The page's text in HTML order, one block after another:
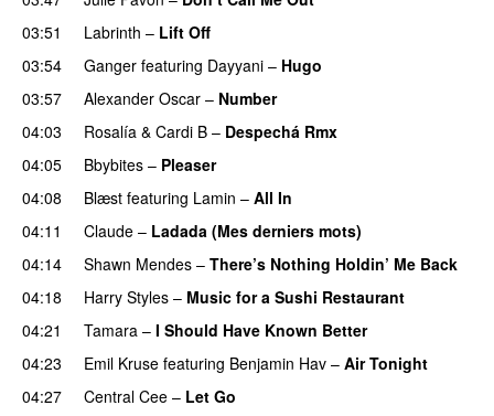
03:51 Labrinth – Lift Off
03:54 Ganger featuring Dayyani – Hugo
03:57
Alexander Oscar – Number
04:03
Rosalía & Cardi B – Despechá Rmx
04:05
Bbybites – Pleaser
04:08
Blæst featuring Lamin – All In
04:11
Claude – Ladada (Mes derniers mots)
04:14 Shawn Mendes – There’s Nothing Holdin’ Me Back
04:18
Harry Styles – Music for a Sushi Restaurant
04:21
Tamara – I Should Have Known Better
04:23
Emil Kruse featuring Benjamin Hav – Air Tonight
04:27 Central Cee – Let Go